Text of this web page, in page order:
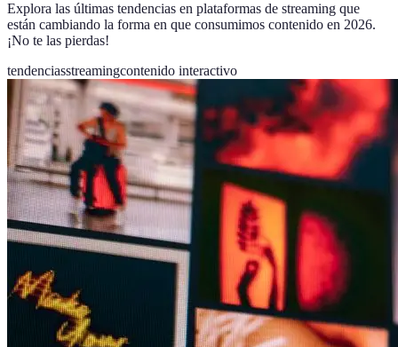
Explora las últimas tendencias en plataformas de streaming que
están cambiando la forma en que consumimos contenido en 2026.
¡No te las pierdas!
tendenciasstreamingcontenido interactivo